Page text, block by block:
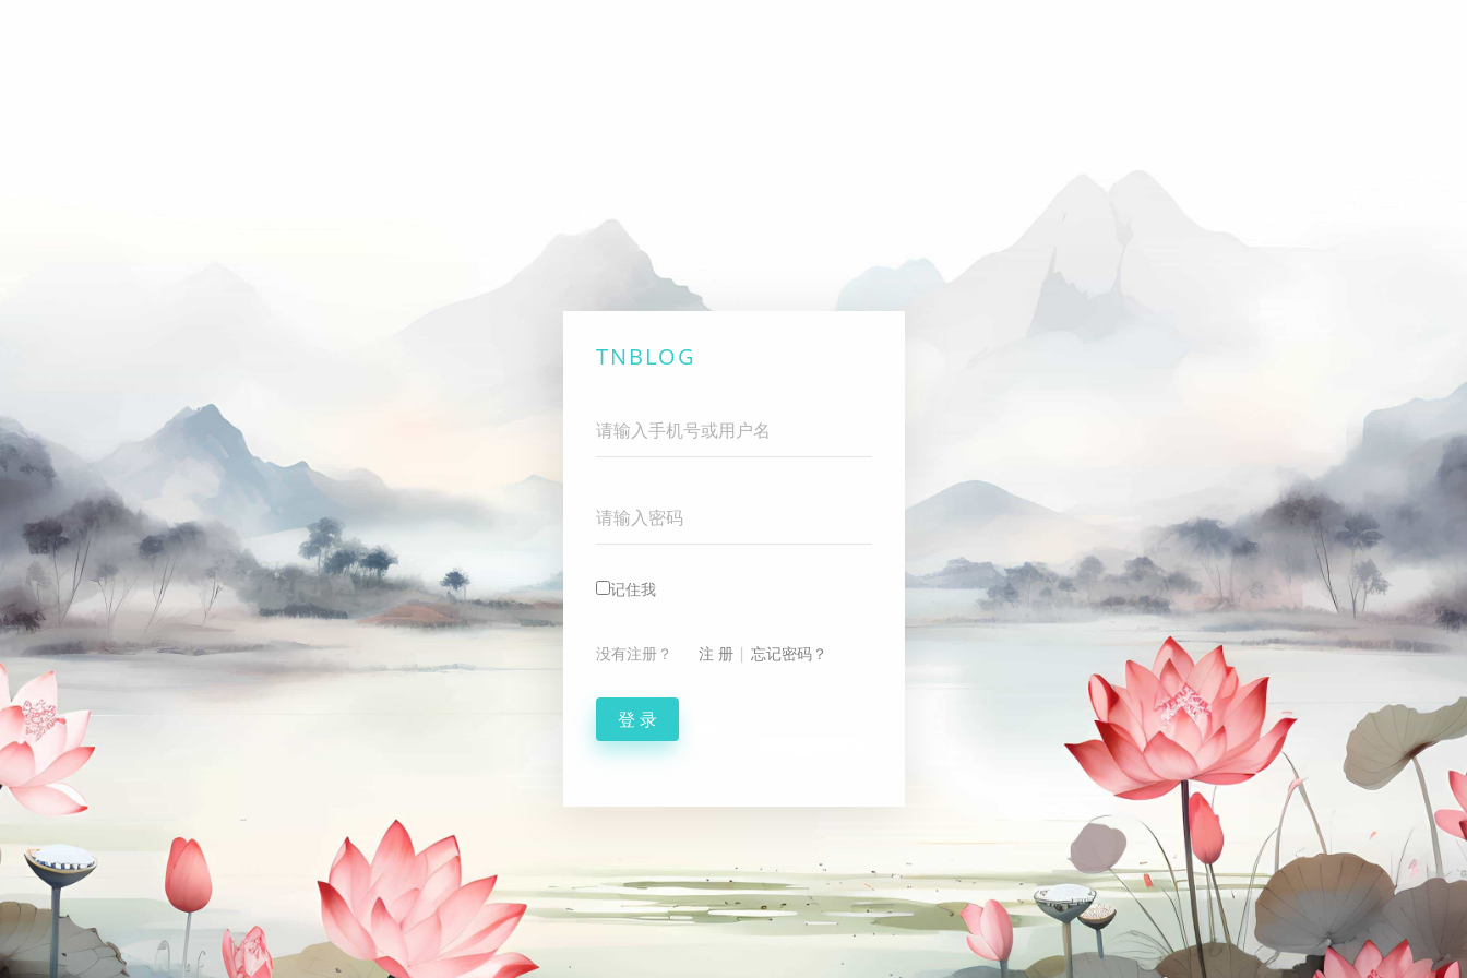
TNBLOG
记住我
没有注册？ 注 册| 忘记密码？